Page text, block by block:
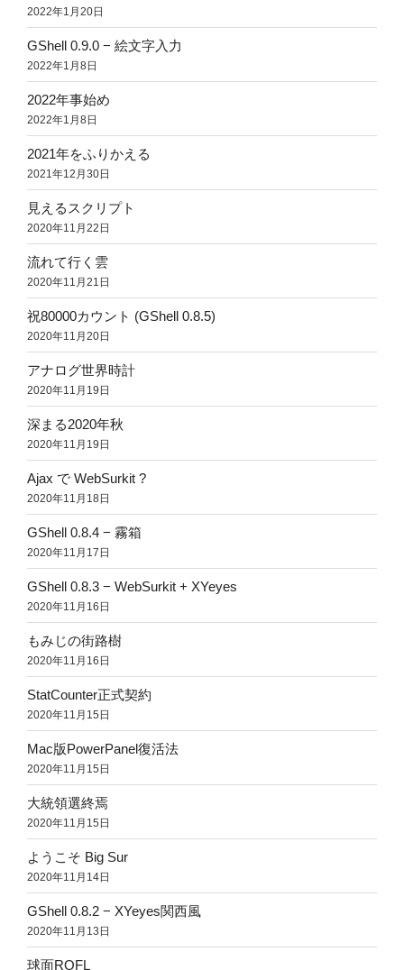
2022年1月20日
GShell 0.9.0 − 絵文字入力
2022年1月8日
2022年事始め
2022年1月8日
2021年をふりかえる
2021年12月30日
見えるスクリプト
2020年11月22日
流れて行く雲
2020年11月21日
祝80000カウント (GShell 0.8.5)
2020年11月20日
アナログ世界時計
2020年11月19日
深まる2020年秋
2020年11月19日
Ajax で WebSurkit ?
2020年11月18日
GShell 0.8.4 − 霧箱
2020年11月17日
GShell 0.8.3 − WebSurkit + XYeyes
2020年11月16日
もみじの街路樹
2020年11月16日
StatCounter正式契約
2020年11月15日
Mac版PowerPanel復活法
2020年11月15日
大統領選終焉
2020年11月15日
ようこそ Big Sur
2020年11月14日
GShell 0.8.2 − XYeyes関西風
2020年11月13日
球面ROFL